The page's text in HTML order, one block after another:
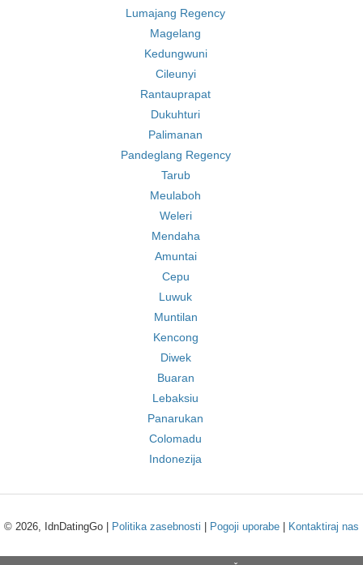
Lumajang Regency
Magelang
Kedungwuni
Cileunyi
Rantauprapat
Dukuhturi
Palimanan
Pandeglang Regency
Tarub
Meulaboh
Weleri
Mendaha
Amuntai
Cepu
Luwuk
Muntilan
Kencong
Diwek
Buaran
Lebaksiu
Panarukan
Colomadu
Indonezija
© 2026, IdnDatingGo | Politika zasebnosti Pogoji uporabe Kontaktiraj nas